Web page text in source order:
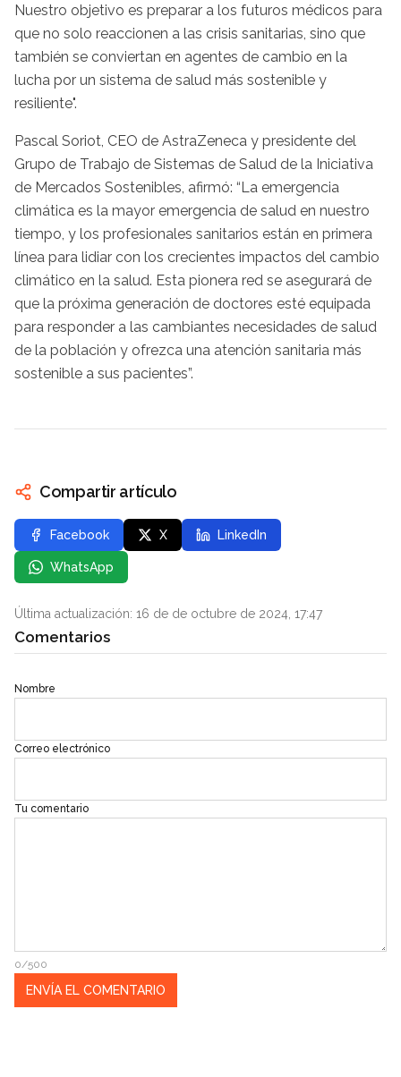
Nuestro objetivo es preparar a los futuros médicos para
que no solo reaccionen a las crisis sanitarias, sino que
también se conviertan en agentes de cambio en la
lucha por un sistema de salud más sostenible y
resiliente".
Pascal Soriot, CEO de AstraZeneca y presidente del
Grupo de Trabajo de Sistemas de Salud de la Iniciativa
de Mercados Sostenibles, afirmó: “La emergencia
climática es la mayor emergencia de salud en nuestro
tiempo, y los profesionales sanitarios están en primera
línea para lidiar con los crecientes impactos del cambio
climático en la salud. Esta pionera red se asegurará de
que la próxima generación de doctores esté equipada
para responder a las cambiantes necesidades de salud
de la población y ofrezca una atención sanitaria más
sostenible a sus pacientes”.
Compartir artículo
Facebook X LinkedIn
WhatsApp
Última actualización: 16 de de octubre de 2024, 17:47
Comentarios
Nombre
Correo electrónico
Tu comentario
0/500